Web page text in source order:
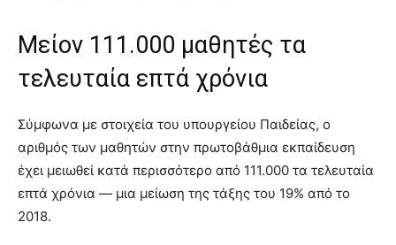
Μείον 111.000 μαθητές τα
τελευταία επτά χρόνια
Σύμφωνα με στοιχεία του υπουργείου Παιδείας, ο
αριθμός των μαθητών στην πρωτοβάθμια εκπαίδευση
έχει μειωθεί κατά περισσότερο από 111.000 τα τελευταία
επτά χρόνια — μια μείωση της τάξης του 19% από το
2018.